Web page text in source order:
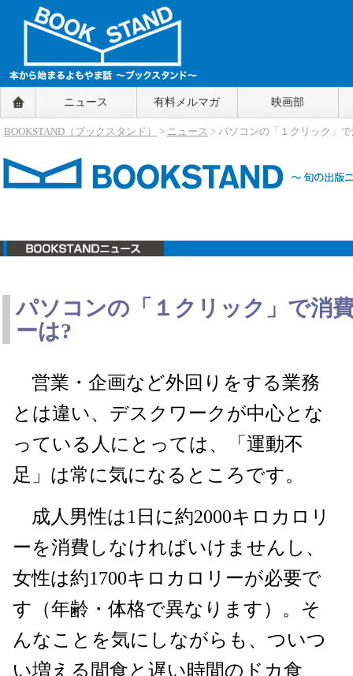
BOOKSTAND（ブックスタンド）
～本から始まるよもやま話～
BOOKSTAND（ブ
ニュース 有料メルマガ 映画部
BOOKSTAND（ブックスタンド） > ニュース > パソコンの「１クリック」
パソコンの「１クリック」で消
ーは?
営業・企画など外回りをする業務
とは違い、デスクワークが中心とな
っている人にとっては、「運動不
足」は常に気になるところです。
成人男性は1日に約2000キロカロリ
ーを消費しなければいけませんし、
女性は約1700キロカロリーが必要で
す（年齢・体格で異なります）。そ
んなことを気にしながらも、ついつ
い増える間食と遅い時間のドカ食